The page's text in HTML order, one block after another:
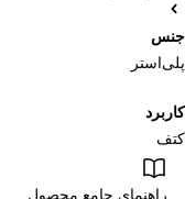
جنس
پلی‌استر
کاربرد
کتف
راهنمای جامع محصول